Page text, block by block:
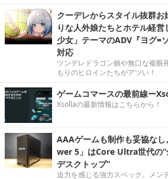
クーデレからスタイル抜群
りな人外娘たちとホテル経
少女」テーマのADV『ヨグ=
対応
ツンデレドラゴン娘や無口な複眼
もりのヒロインたちがアツい！
ゲームコマースの最前線ー
Xsollaの最新情報はこちらから！
AAAゲームも制作も妥協な
wer 5」はCore Ultra世代の“
デスクトップ”
迫力を感じる強力スペック。メン